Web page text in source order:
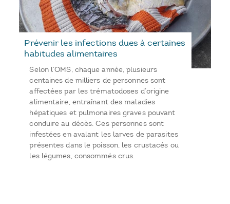
Prévenir les infections dues à certaines
habitudes alimentaires
Selon l’OMS, chaque année, plusieurs
centaines de milliers de personnes sont
affectées par les trématodoses d’origine
alimentaire, entraînant des maladies
hépatiques et pulmonaires graves pouvant
conduire au décès. Ces personnes sont
infestées en avalant les larves de parasites
présentes dans le poisson, les crustacés ou
les légumes, consommés crus.